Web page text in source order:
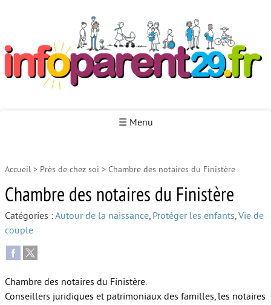
☰ Menu
Accueil
Autour de la naissance
Autour de la petite enfance
Autour de l’école
Accueil > Près de chez soi > Chambre des notaires du Finistère
Chambre des notaires du Finistère
Catégories :Autour de la naissance, Protéger les enfants,Vie de
couple
Chambre des notaires du Finistère.
Conseillers juridiques et patrimoniaux des familles, les notaires